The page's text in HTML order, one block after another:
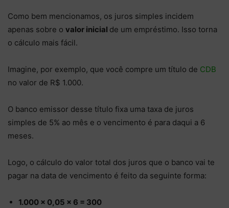
Como bem mencionamos, os juros simples incidem
apenas sobre o valor inicial de um empréstimo. Isso torna
o cálculo mais fácil.
Imagine, por exemplo, que você compre um título de CDB
no valor de R$ 1.000.
O banco emissor desse título fixa uma taxa de juros
simples de 5% ao mês e o vencimento é para daqui a 6
meses.
Logo, o cálculo do valor total dos juros que o banco vai te
pagar na data de vencimento é feito da seguinte forma:
1.000 x 0,05 x 6 = 300